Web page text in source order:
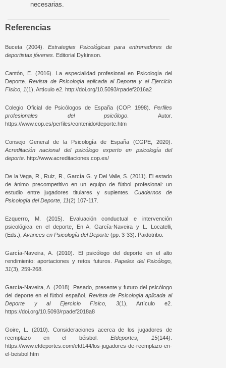
necesarias.
Referencias
Buceta (2004). Estrategias Psicológicas para entrenadores de
deportistas jóvenes . Editorial Dykinson.
Cantón, E. (2016). La especialidad profesional en Psicología del
Deporte.Revista de Psicología aplicada al Deporte y al Ejercicio
Físico, 1(1), Artículo e2. http://doi.org/10.5093/rpadef2016a2
Colegio Oficial de Psicólogos de España (COP. 1998). Perfiles
profesionales del psicólogo . Autor.
https://www.cop.es/perfiles/contenido/deporte.htm
Consejo General de la Psicología de España (CGPE, 2020).
Acreditación nacional del psicólogo experto en psicología del
deporte . http://www.acreditaciones.cop.es/
De la Vega, R., Ruiz, R., García G. y Del Valle, S. (2011). El estado
de ánimo precompetitivo en un equipo de fútbol profesional: un
estudio entre jugadores titulares y suplentes. Cuadernos de
Psicología del Deporte 11(2) 107-117.
Ezquerro, M. (2015). Evaluación conductual e intervención
psicológica en el deporte, En A. García-Naveira y L. Locatelli,
(Eds.), Avances en Psicología del Deporte (pp. 3-33). Paidotribo.
García-Naveira, A. (2010). El psicólogo del deporte en el alto
rendimiento: aportaciones y retos futuros.Papeles del Psicólogo,
31(3), 259-268.
García-Naveira, A. (2018). Pasado, presente y futuro del psicólogo
del deporte en el fútbol español. Revista de Psicología aplicada al
Deporte y al Ejercicio Físico, 3(1), Artículo e2.
https://doi.org/10.5093/rpadef2018a8
Goire, L. (2010). Consideraciones acerca de los jugadores de
reemplazo en el béisbol. Efdeportes, 15(144).
https://www.efdeportes.com/efd144/los-jugadores-de-reemplazo-en-
el-beisbol.htm